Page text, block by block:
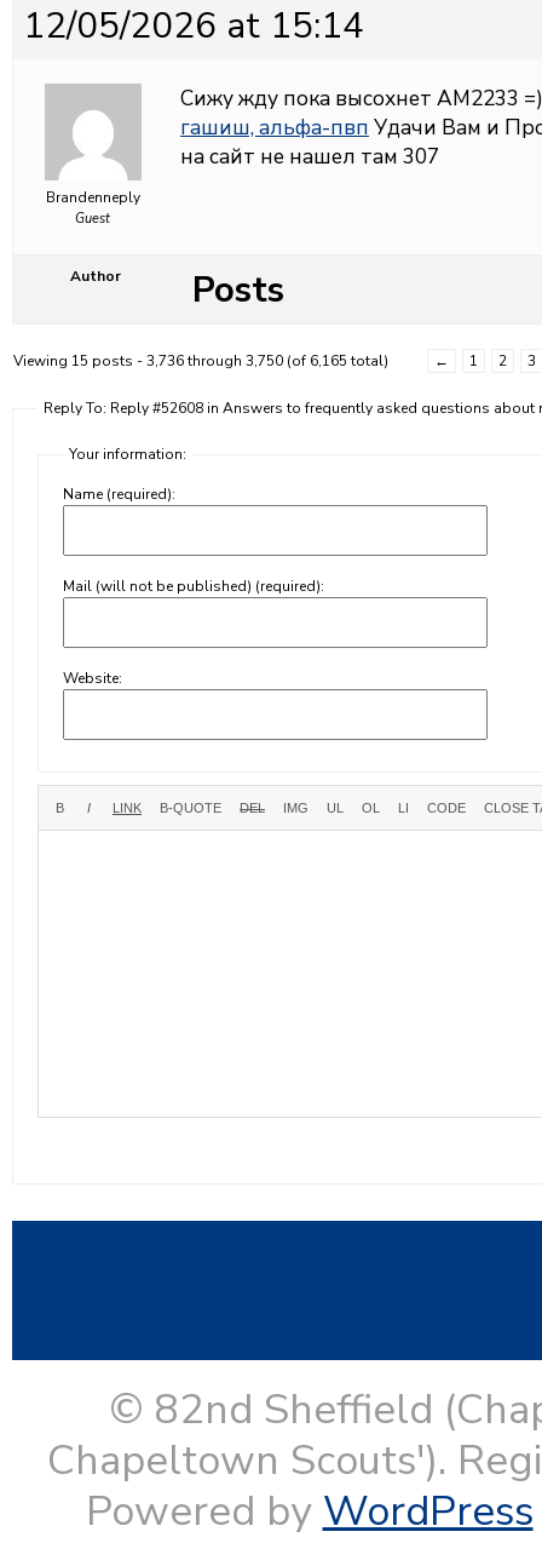
12/05/2026 at 15:14
Brandenneply
Guest
Сижу жду пока высохнет АМ2233
гашиш, альфа-пвп Удачи Вам и
на сайт не нашел там 307
Author Posts
Viewing 15 posts - 3,736 through 3,750 (of 6,165 total) ← 1 2 3
Reply To: Reply #52608 in Answers to frequently asked questions about
Your information:
Name (required):
Mail (will not be published) (required):
Website:
© 82nd Sheffield
Chapeltown Scouts').
Powered by WordPress